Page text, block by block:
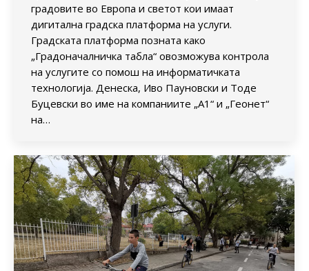
градовите во Европа и светот кои имаат
дигитална градска платформа на услуги.
Градската платформа позната како
„Градоначалничка табла“ овозможува контрола
на услугите со помош на информатичката
технологија. Денеска, Иво Пауновски и Тоде
Буцевски во име на компаниите „А1“ и „Геонет“
на…